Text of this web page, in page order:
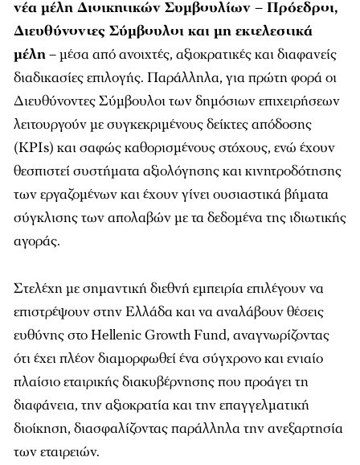
νέα μέλη Διοικητικών Συμβουλίων – Πρόεδροι,
Διευθύνοντες Σύμβουλοι και μη εκτελεστικά
μέλη– μέσα από ανοιχτές, αξιοκρατικές και διαφανείς
διαδικασίες επιλογής. Παράλληλα, για πρώτη φορά οι
Διευθύνοντες Σύμβουλοι των δημόσιων επιχειρήσεων
λειτουργούν με συγκεκριμένους δείκτες απόδοσης
(KPIs) και σαφώς καθορισμένους στόχους, ενώ έχουν
θεσπιστεί συστήματα αξιολόγησης και κινητροδότησης
των εργαζομένων και έχουν γίνει ουσιαστικά βήματα
σύγκλισης των απολαβών με τα δεδομένα της ιδιωτικής
αγοράς.
Στελέχη με σημαντική διεθνή εμπειρία επιλέγουν να
επιστρέψουν στην Ελλάδα και να αναλάβουν θέσεις
ευθύνης στο Hellenic Growth Fund, αναγνωρίζοντας
ότι έχει πλέον διαμορφωθεί ένα σύγχρονο και ενιαίο
πλαίσιο εταιρικής διακυβέρνησης που προάγει τη
διαφάνεια, την αξιοκρατία και την επαγγελματική
διοίκηση, διασφαλίζοντας παράλληλα την ανεξαρτησία
των εταιρειών.